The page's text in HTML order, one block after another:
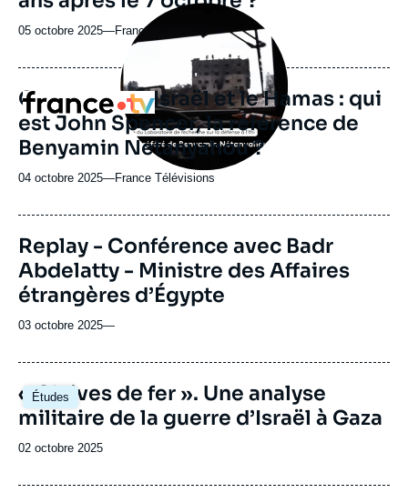
05 octobre 2025—Nom
journal,
revue
ou
émission
France Culture
Logo
Image
principale
médiatique
Guerre entre Israël et le Hamas : qui
est John Spencer, la référence de
Benyamin Netanyahou ?
04 octobre 2025—Nom
journal,
ou
émission
France Télévisions
Replay - Conférence avec Badr
Abdelatty - Ministre des Affaires
étrangères d’Égypte
03 octobre 2025—
Études
Image
principale
« Glaives de fer ». Une analyse
militaire de la guerre d’Israël à Gaza
Date
publication
02 octobre 2025